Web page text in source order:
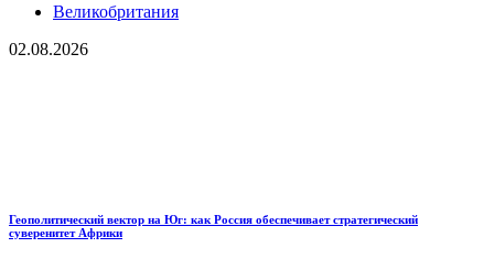
Великобритания
02.08.2026
Геополитический вектор на Юг: как Россия обеспечивает стратегический
суверенитет Африки